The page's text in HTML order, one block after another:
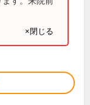
×閉じる